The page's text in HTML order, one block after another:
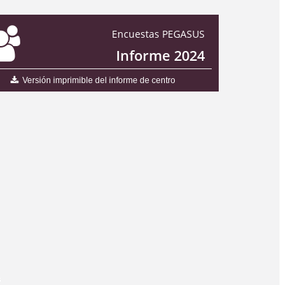
Encuestas PEGASUS
Informe 2024
Versión imprimible del informe de centro